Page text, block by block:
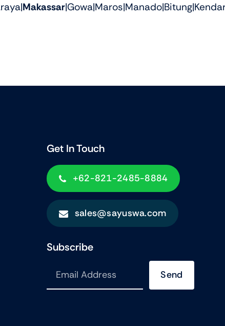
Makassar
Get In Touch
+62-821-2485-8884
sales@sayuswa.com
Subscribe
Send